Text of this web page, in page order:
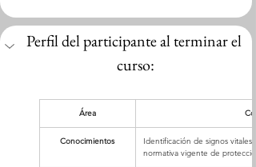
Perfil del participante al terminar el
curso:
Área
Conocimientos
Identificación de signos
normativa vigente de